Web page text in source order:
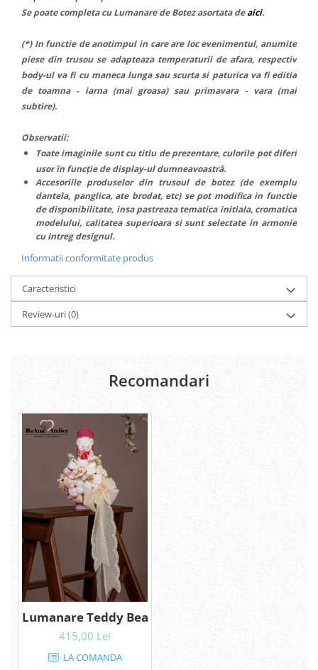
Se poate completa cu Lumanare de Botez asortata deaici.
(*) In functie de anotimpul in care are loc evenimentul, anumite
piese din trusou se adapteaza temperaturii de afara, respectiv
body-ul va fi cu maneca lunga sau scurta si paturica va fi editia
de toamna - iarna (mai groasa) sau primavara - vara (mai
subtire).
Observatii:
Toate imaginile sunt cu titlu de prezentare, culorile pot diferi
usor în funcție de display-ul dumneavoastră.
Accesoriile produselor din trusoul de botez (de exemplu
dantela, panglica, ate brodat, etc) se pot modifica in functie
de disponibilitate, insa pastreaza tematica initiala, cromatica
modelului, calitatea superioara si sunt selectate in armonie
cu intreg designul.
Informatii conformitate produs
Caracteristici
Review-uri(0)
Recomandari
Lumanare Teddy Bear
415,00 Lei
LA COMANDA